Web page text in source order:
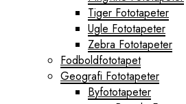
Tiger Fototapeter
Ugle Fototapeter
Zebra Fototapeter
Fodboldfototapet
Geografi Fototapeter
Byfototapeter